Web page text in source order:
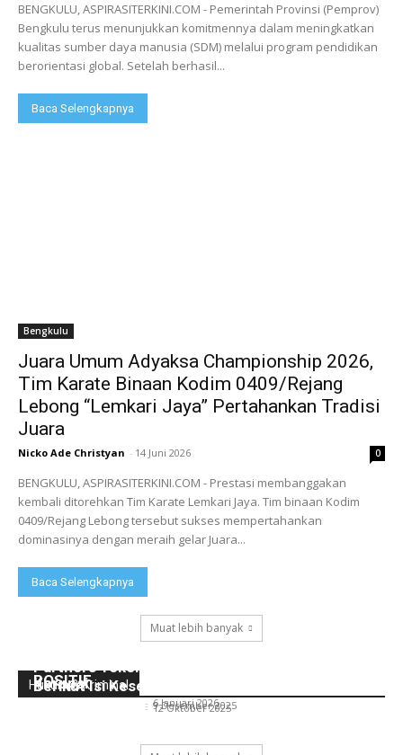
BENGKULU, ASPIRASITERKINI.COM - Pemerintah Provinsi (Pemprov)
Bengkulu terus menunjukkan komitmennya dalam meningkatkan
kualitas sumber daya manusia (SDM) melalui program pendidikan
berorientasi global. Setelah berhasil...
Baca Selengkapnya
Bengkulu
Juara Umum Adyaksa Championship 2026,
Tim Karate Binaan Kodim 0409/Rejang
Lebong “Lemkari Jaya” Pertahankan Tradisi
Juara
Nicko Ade Christyan - 14 Juni 2026 0
BENGKULU, ASPIRASITERKINI.COM - Prestasi membanggakan
kembali ditorehkan Tim Karate Lemkari Jaya. Tim binaan Kodim
0409/Rejang Lebong tersebut sukses mempertahankan
dominasinya dengan meraih gelar Juara...
Baca Selengkapnya
Muat lebih banyak
Hukum & Kriminal
POLA ASUH ORANG TUA TERHADAP ANAK DI
POSITIF
- 6 Januari 2026
Peringati Hakordia, Kajari Rejang Lebong Ajak
Korupsi
- 9 Desember 2025
Partners Teken MoU dengan Klinik Thamrin,
Berikut Isi Kesepakatannya!
- 12 Oktober 2025